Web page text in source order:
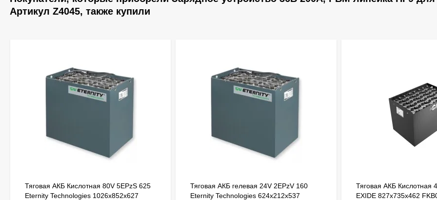
Артикул Z4045, также купили
Тяговая АКБ Кислотная 80V 5EPzS 625
Eternity Technologies 1026х852х627
Тяговая АКБ гелевая 24V 2EPzV 160
Eternity Technologies 624х212х537
Тяговая АКБ Кислотная
EXIDE 827х735х462